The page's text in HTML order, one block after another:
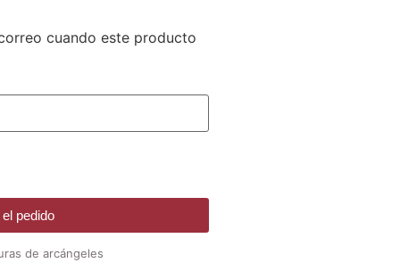
cuando este producto
pedido
de arcángeles